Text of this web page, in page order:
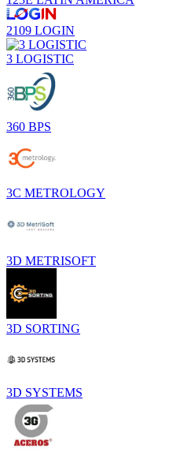
2109 LOGIN
3 LOGISTIC
360 BPS
3C METROLOGY
3D METRISOFT
3D SORTING
3D SYSTEMS